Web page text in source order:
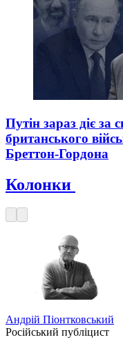
Путін зараз діє за
британського
Бреттон-Гордона
Колонки
Андрій Піонтковський
Російський публіцист